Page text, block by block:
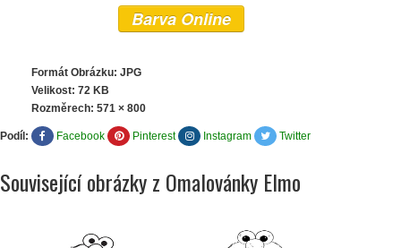
Barva Online
Formát Obrázku: JPG
Velikost: 72 KB
Rozměrech: 571 × 800
Podíl: Facebook Pinterest Instagram Twitter
Související obrázky z Omalovánky Elmo